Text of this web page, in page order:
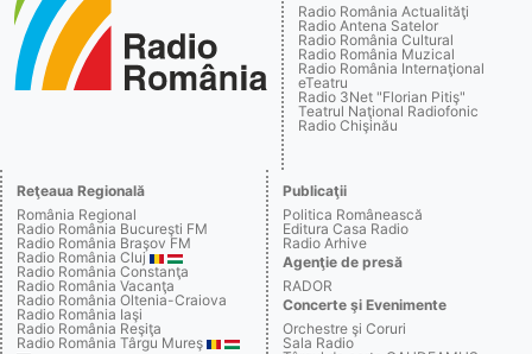
Radio România Actualităţi
Radio Antena Satelor
Radio România Cultural
Radio România Muzical
Radio România Internaţional
eTeatru
Radio 3Net "Florian Pitiş"
Teatrul Naţional Radiofonic
Radio Chişinău
Reţeaua Regională
România Regional
Radio România Bucureşti FM
Radio România Braşov FM
Radio România Cluj
Radio România Constanţa
Radio România Vacanţa
Radio România Oltenia-Craiova
Radio România Iaşi
Radio România Reşiţa
Radio România Târgu Mureş
Publicaţii
Politica Românească
Editura Casa Radio
Radio Arhive
Agenţie de presă
RADOR
Concerte şi Evenimente
Orchestre şi Coruri
Sala Radio